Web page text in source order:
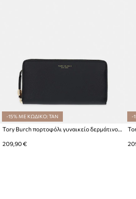
-15% ΜΕ ΚΩΔΙΚΟ: TAN
Tory Burch πορτοφόλι γυναικείο δερμάτινο Romy
209,90 €
-